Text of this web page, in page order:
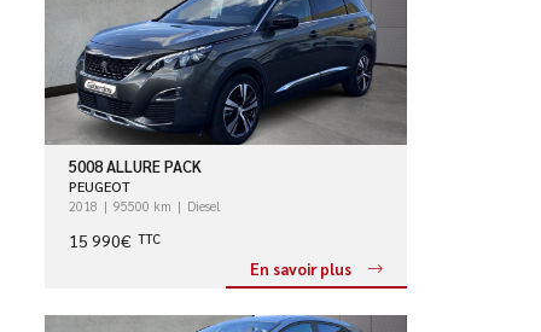
5008 ALLURE PACK
PEUGEOT
2018 95500 km Diesel
15 990€ TTC
En savoir plus